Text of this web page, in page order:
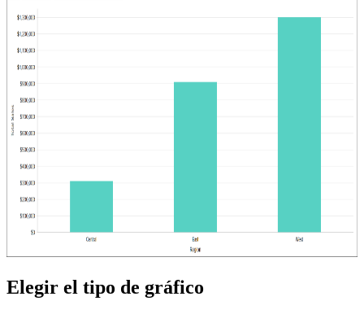
Elegir el tipo de gráfico